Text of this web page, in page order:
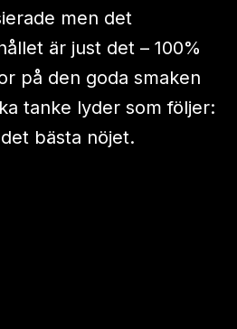
men det
är just det – 100%
på den goda smaken
tanke lyder som följer:
bästa nöjet.